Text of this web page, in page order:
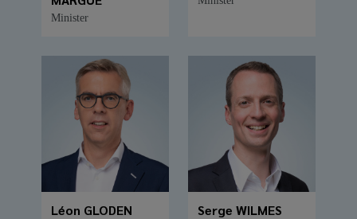
Minister
Léon GLODEN Serge WILMES